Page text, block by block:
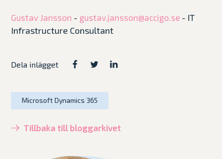
Gustav Jansson - gustav.jansson@accigo.se - IT
Infrastructure Consultant
Dela inlägget
Microsoft Dynamics 365
Tillbaka till bloggarkivet